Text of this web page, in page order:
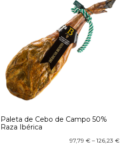
Paleta de Cebo de Campo 50%
Raza Ibérica
97,79 €– 126,23 €